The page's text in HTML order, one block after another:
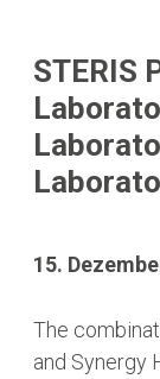
STERIS
15.
The
and Synergy